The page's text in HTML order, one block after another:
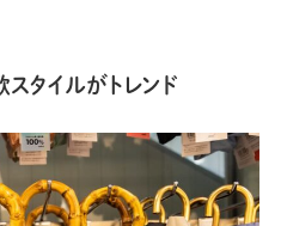
タイルがトレンド